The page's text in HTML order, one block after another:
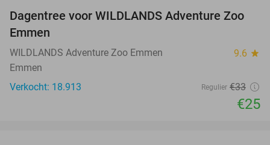
24%
Dagentree voor WILDLANDS Adventure Zoo
Emmen
WILDLANDS Adventure Zoo Emmen 9.6 star
Emmen
Verkocht: 18.913
Regulier €33
€25